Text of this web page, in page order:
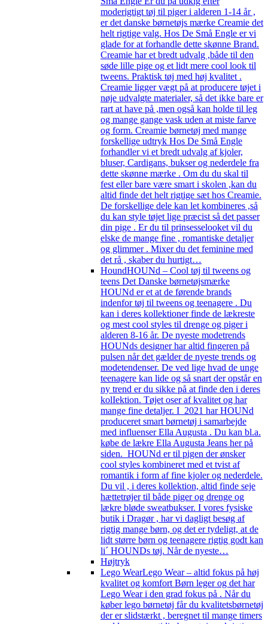
moderigtigt tøj til piger i alderen 1-14 år ,
er det danske børnetøjs mærke Creamie det
helt rigtige valg. Hos De Små Engle er vi
glade for at forhandle dette skønne Brand.
Creamie har et bredt udvalg ,både til den
søde lille pige og et lidt mere cool look til
tweens. Praktisk tøj med høj kvalitet .
Creamie ligger vægt på at producere tøjet i
nøje udvalgte materialer, så det ikke bare er
rart at have på ,men også kan holde til leg
og mange gange vask uden at miste farve
og form. Creamie børnetøj med mange
forskellige udtryk Hos De Små Engle
forhandler vi et bredt udvalg af kjoler,
bluser, Cardigans, bukser og nederdele fra
dette skønne mærke . Om du du skal til
fest eller bare være smart i skolen ,kan du
altid finde det helt rigtige sæt hos Creamie.
De forskellige dele kan let kombineres ,så
du kan style tøjet lige præcist så det passer
din pige . Er du til prinsesselooket vil du
elske de mange fine , romantiske detaljer
og glimmer . Mixer du det feminine med
det rå , skaber du hurtigt…
HoundHOUNd – Cool tøj til tweens og
teens Det Danske børnetøjsmærke
HOUNd er et at de førende brands
indenfor tøj til tweens og teenagere . Du
kan i deres kollektioner finde de lækreste
og mest cool styles til drenge og piger i
alderen 8-16 år. De nyeste modetrends
HOUNds designer har altid fingeren på
pulsen når det gælder de nyeste trends og
modetendenser. De ved lige hvad de unge
teenagere kan lide og så snart der opstår en
ny trend er du sikke på at finde den i deres
kolIektion. Tøjet oser af kvalitet og har
mange fine detaljer. I 2021 har HOUNd
produceret smart børnetøj i samarbejde
med influenser Ella Augusta . Du kan bl.a.
købe de lækre Ella Augusta Jeans her på
siden. HOUNd er til pigen der ønsker
cool styles kombineret med et tvist af
romantik i form af fine kjoler og nederdele.
Du vil , i deres kollektion, altid finde seje
hættetrøjer til både piger og drenge og
lækre bløde sweatbukser. I vores fysiske
butik i Dragør , har vi dagligt besøg af
rigtig mange børn, og det er tydeligt, at de
lidt større børn og teenagere rigtig godt kan
li´ HOUNDs tøj. Når de nyeste…
Højtryk
Lego WearLego Wear – altid fokus på høj
kvalitet og komfort Børn leger og det har
Lego Wear i den grad fokus på . Når du
køber lego børnetøj får du kvalitetsbørnetøj
der er slidstærkt , beregnet til mange timers